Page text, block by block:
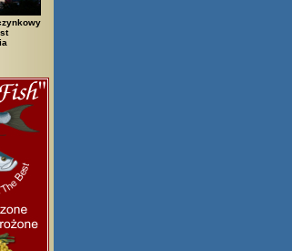
Biała, Biały Bór, Biały Dunajec,